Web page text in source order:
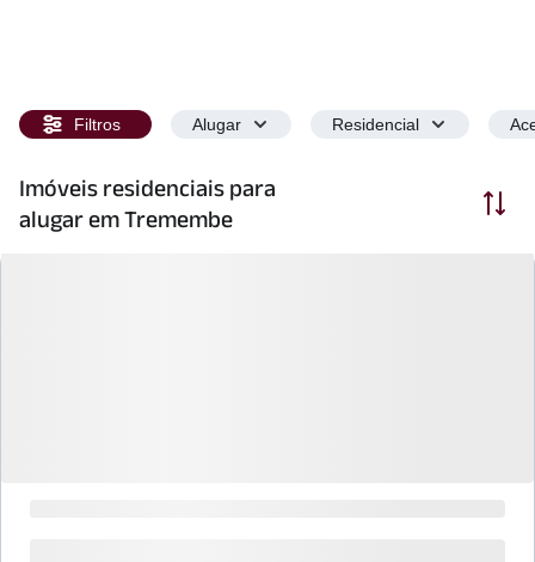
Filtros Alugar Residencial
Imóveis residenciais para
alugar em Tremembe
Ordenar